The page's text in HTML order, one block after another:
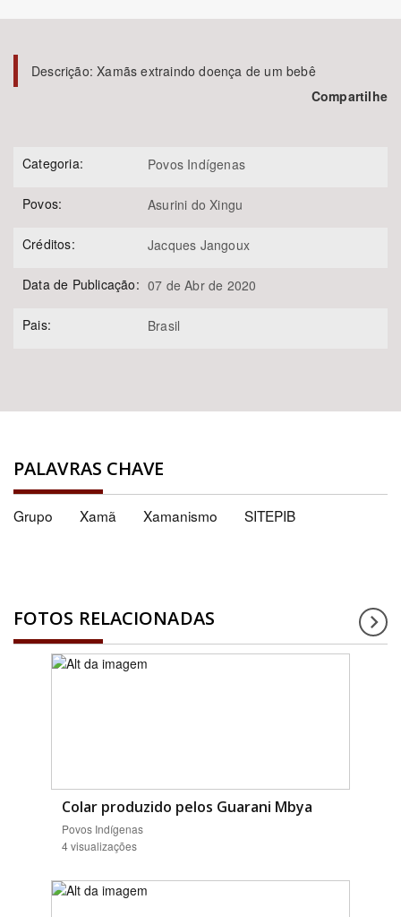
Tema
Descrição:Xamãs extraindo doença de um bebê
Compartilhe
Categoria: Povos Indígenas
Povos: Asurini do Xingu
Créditos: Jacques Jangoux
Data de Publicação: 07 de Abr de 2020
Pais: Brasil
PALAVRAS CHAVE
Grupo Xamã Xamanismo SITEPIB
FOTOS RELACIONADAS
Colar produzido pelos Guarani Mbya
Povos Indígenas
4 visualizações